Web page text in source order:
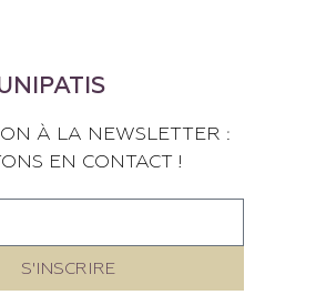
À LA NEWSLETTER :
EN CONTACT !
S'INSCRIRE